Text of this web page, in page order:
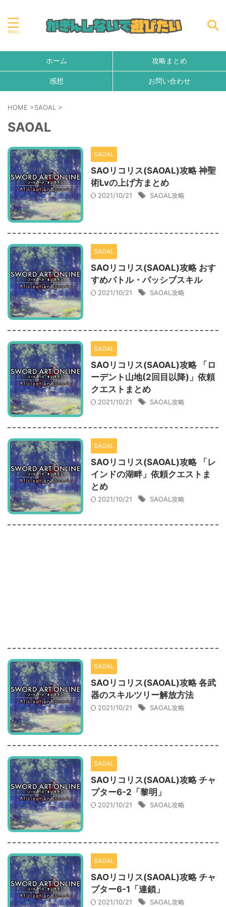
ホーム 攻略まとめ
感想 お問い合わせ
HOME >SAOAL >
SAOAL
SAOAL
SAOリコリス(SAOAL)攻略 神聖
術Lvの上げ方まとめ
2021/10/21 SAOAL攻略
SAOAL
SAOリコリス(SAOAL)攻略 おす
すめバトル・パッシブスキル
2021/10/21 SAOAL攻略
SAOAL
SAOリコリス(SAOAL)攻略 「ロ
ーデント山地(2回目以降)」依頼
クエストまとめ
2021/10/21 SAOAL攻略
SAOAL
SAOリコリス(SAOAL)攻略 「レ
インドの湖畔」依頼クエストま
とめ
2021/10/21 SAOAL攻略
SAOAL
SAOリコリス(SAOAL)攻略 各武
器のスキルツリー解放方法
2021/10/21 SAOAL攻略
SAOAL
SAOリコリス(SAOAL)攻略 チャ
プター6-2「黎明」
2021/10/21 SAOAL攻略
SAOAL
SAOリコリス(SAOAL)攻略 チャ
プター6-1「連鎖」
2021/10/21 SAOAL攻略